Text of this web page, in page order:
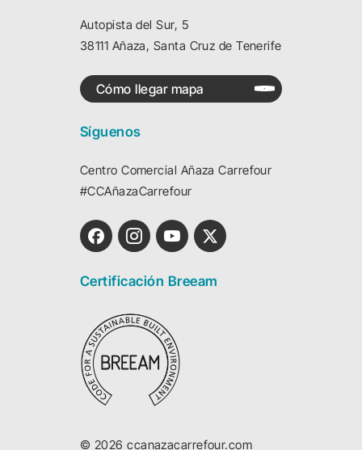
Autopista del Sur, 5
38111 Añaza, Santa Cruz de Tenerife
Cómo llegar mapa
Síguenos
Centro Comercial Añaza Carrefour
#CCAñazaCarrefour
Certificación Breeam
© 2026 ccanazacarrefour.com